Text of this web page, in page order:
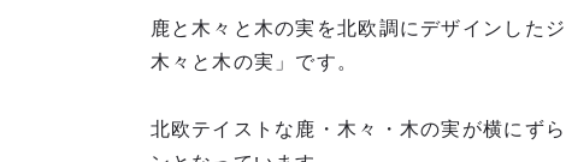
鹿と木々と木の実を北欧調にデザインした
木々と木の実」です。
北欧テイストな鹿・木々・木の実が横にず